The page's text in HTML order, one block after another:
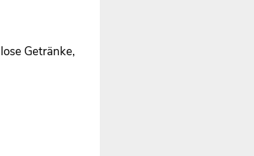
Getränke,